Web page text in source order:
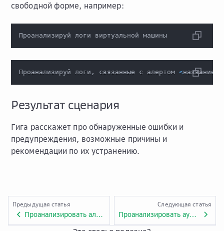
свободной форме, например:
Проанализируй логи виртуальной машины
Проанализируй логи, связанные с алертом <
Результат сценария
Гига расскажет про обнаруженные ошибки и
предупреждения, возможные причины и
рекомендации по их устранению.
Предыдущая статья
Проанализировать алерты мониторинга через Гига-помощника
Следующая статья
Проанализировать аудит-логи сервисов и приложений через Гига-помощника